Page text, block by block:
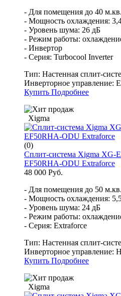
- Для помещения до 40 м.кв.
- Мощность охлаждения:
- Уровень шума: 26 дБ
- Режим работы:
- Инвертор
- Серия: Turbocool Inverter
Тип: Настенная сплит-
Инверторное управление:
Купить Подробнее
Xigma
(0)
Сплит-система Xigma
EF50RHA-ODU Extraforce
48 000 Руб.
- Для помещения до 50 м.кв.
- Мощность охлаждения:
- Уровень шума: 24 дБ
- Режим работы:
- Серия: Extraforce
Тип: Настенная сплит-
Инверторное управление:
Купить Подробнее
Xigma